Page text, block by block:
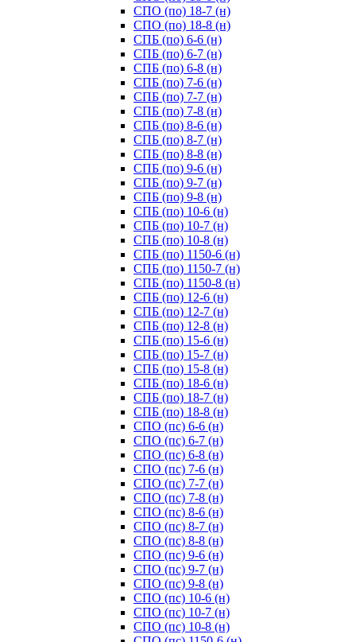
СПО (по) 18-7 (н)
СПО (по) 18-8 (н)
СПБ (по) 6-6 (н)
СПБ (по) 6-7 (н)
СПБ (по) 6-8 (н)
СПБ (по) 7-6 (н)
СПБ (по) 7-7 (н)
СПБ (по) 7-8 (н)
СПБ (по) 8-6 (н)
СПБ (по) 8-7 (н)
СПБ (по) 8-8 (н)
СПБ (по) 9-6 (н)
СПБ (по) 9-7 (н)
СПБ (по) 9-8 (н)
СПБ (по) 10-6 (н)
СПБ (по) 10-7 (н)
СПБ (по) 10-8 (н)
СПБ (по) 1150-6 (н)
СПБ (по) 1150-7 (н)
СПБ (по) 1150-8 (н)
СПБ (по) 12-6 (н)
СПБ (по) 12-7 (н)
СПБ (по) 12-8 (н)
СПБ (по) 15-6 (н)
СПБ (по) 15-7 (н)
СПБ (по) 15-8 (н)
СПБ (по) 18-6 (н)
СПБ (по) 18-7 (н)
СПБ (по) 18-8 (н)
СПО (пс) 6-6 (н)
СПО (пс) 6-7 (н)
СПО (пс) 6-8 (н)
СПО (пс) 7-6 (н)
СПО (пс) 7-7 (н)
СПО (пс) 7-8 (н)
СПО (пс) 8-6 (н)
СПО (пс) 8-7 (н)
СПО (пс) 8-8 (н)
СПО (пс) 9-6 (н)
СПО (пс) 9-7 (н)
СПО (пс) 9-8 (н)
СПО (пс) 10-6 (н)
СПО (пс) 10-7 (н)
СПО (пс) 10-8 (н)